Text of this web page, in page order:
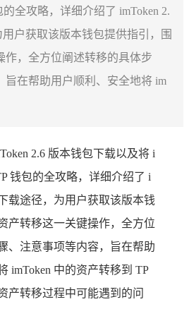
全攻略，详细介绍了 imToken 2.
户获取该版本钱包提供指引，围
作，全方位阐述转移的具体步
旨在帮助用户顺利、安全地将 im
2.6 版本钱包下载以及将 i
钱包的全攻略，详细介绍了 i
载途径，为用户获取该版本钱
产转移这一关键操作，全方位
、注意事项等内容，旨在帮助
imToken 中的资产转移到 TP
产转移过程中可能遇到的问